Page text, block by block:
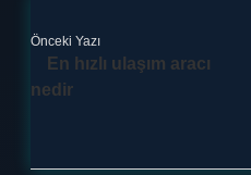
Önceki Yazı
En hızlı ulaşım aracı
nedir